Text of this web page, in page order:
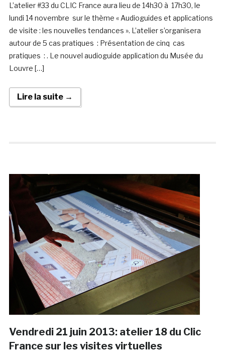
L’atelier #33 du CLIC France aura lieu de 14h30 à 17h30, le
lundi 14 novembre sur le thème « Audioguides et applications
de visite : les nouvelles tendances ». L’atelier s’organisera
autour de 5 cas pratiques : Présentation de cinq cas
pratiques : . Le nouvel audioguide application du Musée du
Louvre […]
Lire la suite →
Vendredi 21 juin 2013: atelier 18 du Clic
France sur les visites virtuelles